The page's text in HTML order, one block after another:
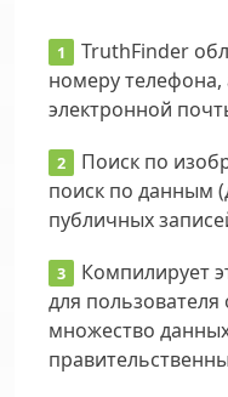
TruthFinder
номеру телефона,
электронной
Поиск по
поиск по данным
публичных
Компилирует
для пользователя
множество